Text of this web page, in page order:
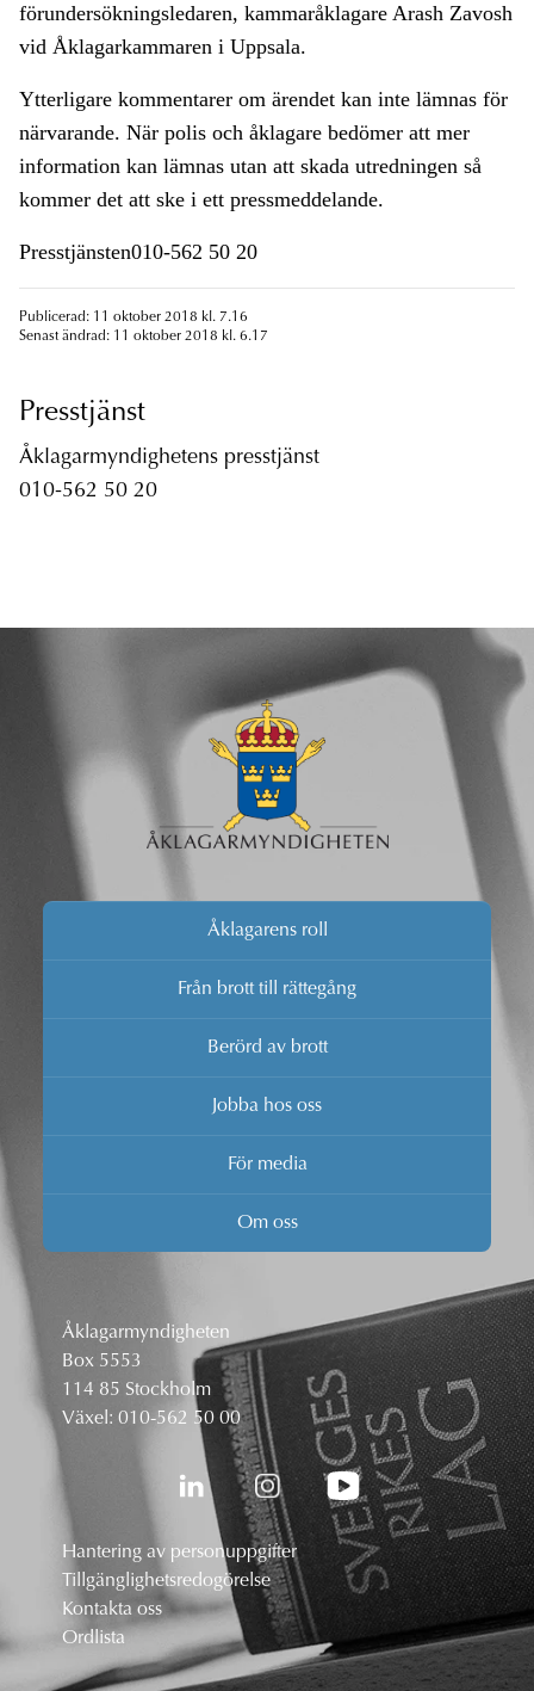
förundersökningsledaren, kammaråklagare Arash Zavosh
vid Åklagarkammaren i Uppsala.
Ytterligare kommentarer om ärendet kan inte lämnas för
närvarande. När polis och åklagare bedömer att mer
information kan lämnas utan att skada utredningen så
kommer det att ske i ett pressmeddelande.
Presstjänsten010-562 50 20
Publicerad: 11 oktober 2018 kl. 7.16
Senast ändrad: 11 oktober 2018 kl. 6.17
Presstjänst
Åklagarmyndighetens presstjänst
010-562 50 20
Åklagarens roll
Från brott till rättegång
Berörd av brott
Jobba hos oss
För media
Om oss
Åklagarmyndigheten
Box 5553
114 85 Stockholm
Växel: 010-562 50 00
Hantering av personuppgifter
Tillgänglighetsredogörelse
Kontakta oss
Ordlista